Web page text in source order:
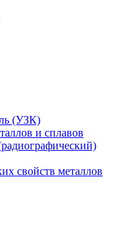
(УЗК)
и сплавов
свойств металлов